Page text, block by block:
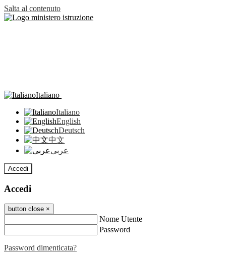
Salta al contenuto
Italiano
Italiano
English
Deutsch
中文
عربى
Accedi
Accedi
button close ×
Nome Utente
Password
Password dimenticata?